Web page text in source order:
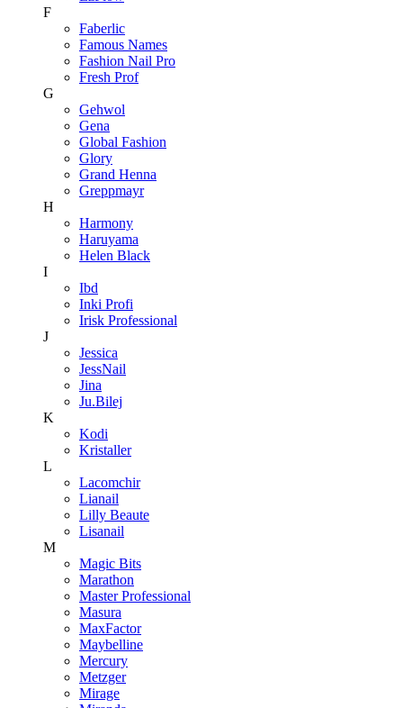
F
Faberlic
Famous Names
Fashion Nail Pro
Fresh Prof
G
Gehwol
Gena
Global Fashion
Glory
Grand Henna
Greppmayr
H
Harmony
Haruyama
Helen Black
I
Ibd
Inki Profi
Irisk Professional
J
Jessica
JessNail
Jina
Ju.Bilej
K
Kodi
Kristaller
L
Lacomchir
Lianail
Lilly Beaute
Lisanail
M
Magic Bits
Marathon
Master Professional
Masura
MaxFactor
Maybelline
Mercury
Metzger
Mirage